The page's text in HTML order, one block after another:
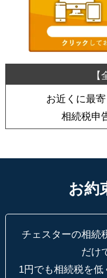
お近くに最
相続税申
お約
チェスターの相続
だけ
1円でも相続税を